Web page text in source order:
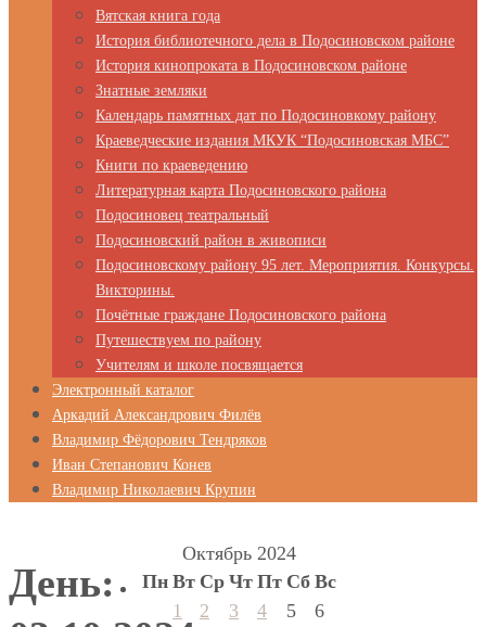
Вятская книга года
История библиотечного дела в Подосиновском районе
История кинопроката в Подосиновском районе
Знатные земляки
Календарь памятных дат по Подосиновкому району
Краеведческие издания МКУК “Подосиновская МБС”
Книги по краеведению
Литературная карта Подосиновского района
Подосиновец театральный
Подосиновский район в живописи
Подосиновскому району 95 лет. Мероприятия. Конкурсы.
Викторины.
Почётные граждане Подосиновского района
Путешествуем по району
Учителям и школе посвящается
Электронный каталог
Аркадий Александрович Филёв
Владимир Фёдорович Тендряков
Иван Степанович Конев
Владимир Николаевич Крупин
День:
Октябрь 2024
Пн Вт Ср Чт Пт Сб Вс
1
2 3 4 5 6